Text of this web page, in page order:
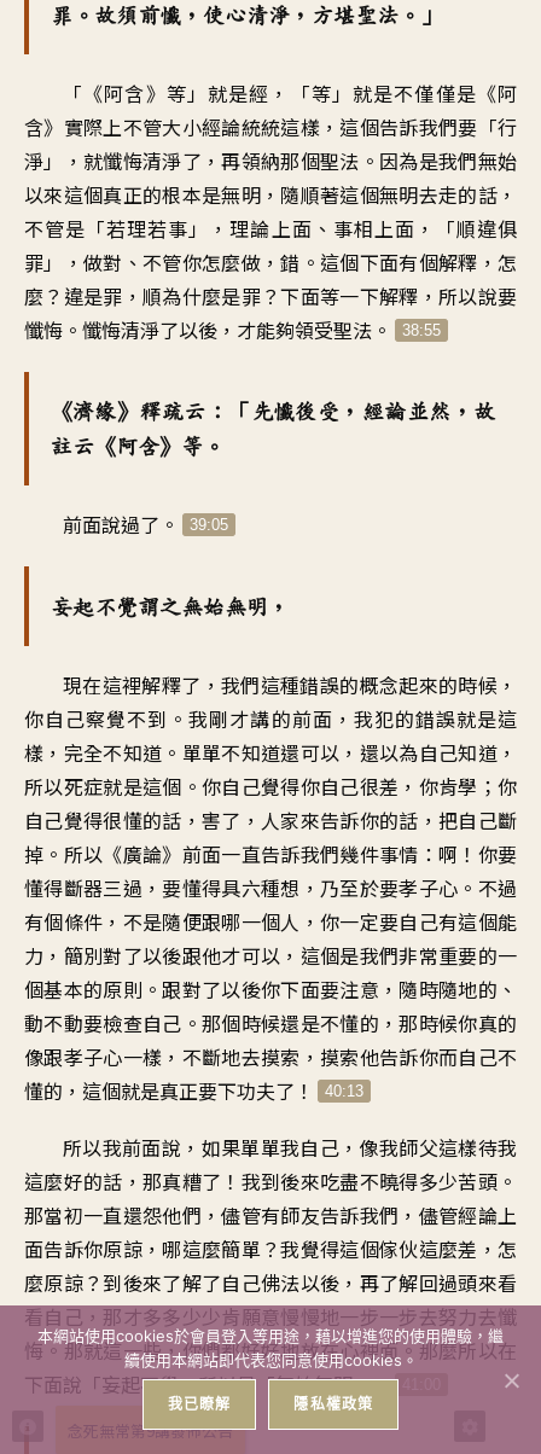
罪。故須前懺，使心清淨，方堪聖法。」
「《阿含》等」就是經，「等」就是不僅僅是《阿
含》實際上不管大小經論統統這樣，這個告訴我們要「行
淨」，就懺悔清淨了，再領納那個聖法。因為是我們無始
以來這個真正的根本是無明，隨順著這個無明去走的話，
不管是「若理若事」，理論上面、事相上面，「順違俱
罪」，做對、不管你怎麼做，錯。這個下面有個解釋，怎
麼？違是罪，順為什麼是罪？下面等一下解釋，所以說要
懺悔。懺悔清淨了以後，才能夠領受聖法。
38:55
《濟緣》釋疏云：「先懺後受，經論並然，故
註云《阿含》等。
前面說過了。 39:05
妄起不覺謂之無始無明，
現在這裡解釋了，我們這種錯誤的概念起來的時候，
你自己察覺不到。我剛才講的前面，我犯的錯誤就是這
樣，完全不知道。單單不知道還可以，還以為自己知道，
所以死症就是這個。你自己覺得你自己很差，你肯學；你
自己覺得很懂的話，害了，人家來告訴你的話，把自己斷
掉。所以《廣論》前面一直告訴我們幾件事情：啊！你要
懂得斷器三過，要懂得具六種想，乃至於要孝子心。不過
有個條件，不是隨便跟哪一個人，你一定要自己有這個能
力，簡別對了以後跟他才可以，這個是我們非常重要的一
個基本的原則。跟對了以後你下面要注意，隨時隨地的、
動不動要檢查自己。那個時候還是不懂的，那時候你真的
像跟孝子心一樣，不斷地去摸索，摸索他告訴你而自己不
懂的，這個就是真正要下功夫了！
40:13
所以我前面說，如果單單我自己，像我師父這樣待我
這麼好的話，那真糟了！我到後來吃盡不曉得多少苦頭。
那當初一直還怨他們，儘管有師友告訴我們，儘管經論上
面告訴你原諒，哪這麼簡單？我覺得這個傢伙這麼差，怎
麼原諒？到後來了解了自己佛法以後，再了解回過頭來看
看自己，那才多多少少肯願意慢慢地一步一步去努力去懺
悔。那就這一些，你們都好好地放在心裡面。那麼所以在
下面說「妄起不覺」所以是「無始無明」。
念死無常第9講發佈公告
本網站使用cookies於會員登入等用途，藉以增進您的使用體驗，繼
續使用本網站即代表您同意使用cookies。
我已瞭解 隱私權政策